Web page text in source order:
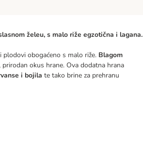
želeu, s malo riže egzotična i lagana.
obogaćeno s malo riže. Blagom
okus hrane. Ova dodatna hrana
i bojila te tako brine za prehranu